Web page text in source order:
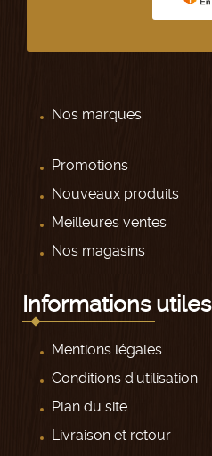
Nos marques
Promotions
Nouveaux produits
Meilleures ventes
Nos magasins
Informations utiles
Mentions légales
Conditions d'utilisation
Plan du site
Livraison et retour